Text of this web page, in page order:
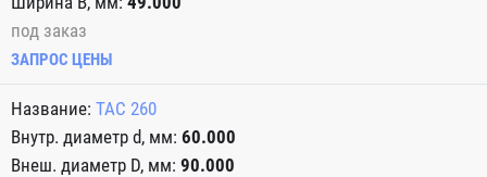
под заказ
ЗАПРОС ЦЕНЫ
TAC 260
60.000
90.000